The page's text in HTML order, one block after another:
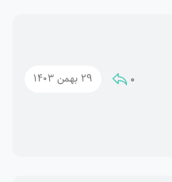
0 29 بهمن 1403